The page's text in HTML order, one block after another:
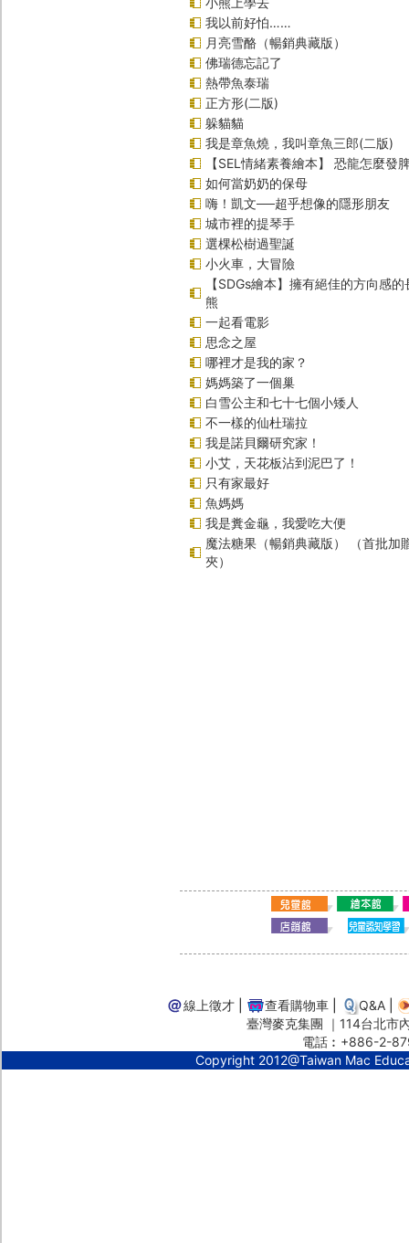
我以前好怕……
月亮雪酪（暢銷典藏版）
佛瑞德忘記了
熱帶魚泰瑞
正方形(二版)
躲貓貓
我是章魚燒，我叫章魚三郎(二版)
【SEL情緒素養繪本】 恐龍怎麼發
如何當奶奶的保母
嗨！凱文──超乎想像的隱形朋友
城市裡的提琴手
選棵松樹過聖誕
小火車，大冒險
【SDGs繪本】擁有絕佳的方向感
熊
一起看電影
思念之屋
哪裡才是我的家？
媽媽築了一個巢
白雪公主和七十七個小矮人
不一樣的仙杜瑞拉
我是諾貝爾研究家！
小艾，天花板沾到泥巴了！
只有家最好
魚媽媽
我是糞金龜，我愛吃大便
魔法糖果（暢銷典藏版） （首批加
夾）
線上徵才 查看購物車 Q&A
臺灣麥克集團 ｜114台北
電話︰+886-2-
Copyright 2012@Taiwan Mac